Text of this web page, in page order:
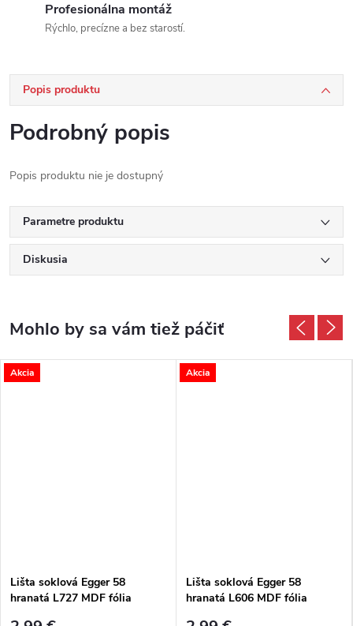
Profesionálna montáž
Rýchlo, precízne a bez starostí.
Popis produktu
Podrobný popis
Popis produktu nie je dostupný
Parametre produktu
Diskusia
Akcia
Lišta soklová Egger 58
hranatá L727 MDF fólia
Akcia
Lišta soklová Egger 58
hranatá L606 MDF fólia